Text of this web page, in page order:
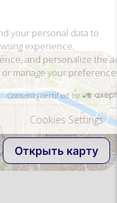
Accept and close
Открыть карту